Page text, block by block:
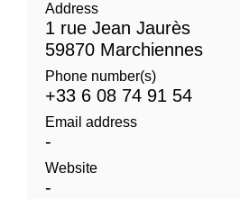
Address
1 rue Jean Jaurès
59870 Marchiennes
Phone number(s)
+33 6 08 74 91 54
Email address
-
Website
-